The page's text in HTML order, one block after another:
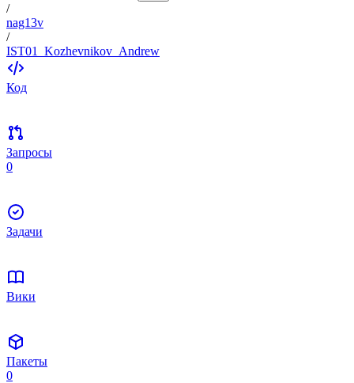
/
nag13v
/
IST01_Kozhevnikov_Andrew
Код
Запросы
0
Задачи
Вики
Пакеты
0